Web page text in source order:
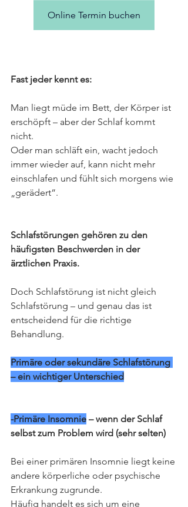
Online Termin buchen
Fast jeder kennt es:
Man liegt müde im Bett, der Körper ist
erschöpft – aber der Schlaf kommt
nicht.
Oder man schläft ein, wacht jedoch
immer wieder auf, kann nicht mehr
einschlafen und fühlt sich morgens wie
„gerädert“.
Schlafstörungen gehören zu den
häufigsten Beschwerden in der
ärztlichen Praxis.
Doch Schlafstörung ist nicht gleich
Schlafstörung – und genau das ist
entscheidend für die richtige
Behandlung.
Primäre oder sekundäre Schlafstörung
– ein wichtiger Unterschied
-Primäre Insomnie – wenn der Schlaf
selbst zum Problem wird (sehr selten)
Bei einer primären Insomnie liegt keine
andere körperliche oder psychische
Erkrankung zugrunde.
Häufig handelt es sich um eine